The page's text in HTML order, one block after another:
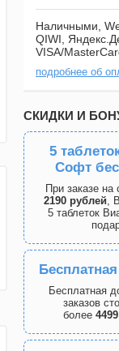
Наличными,
QIWI,
VISA/
подробнее об
СКИДКИ И
5
Софт
При заказе
2190 рублей,
5 таблеток
Бесплатная
заказов
более